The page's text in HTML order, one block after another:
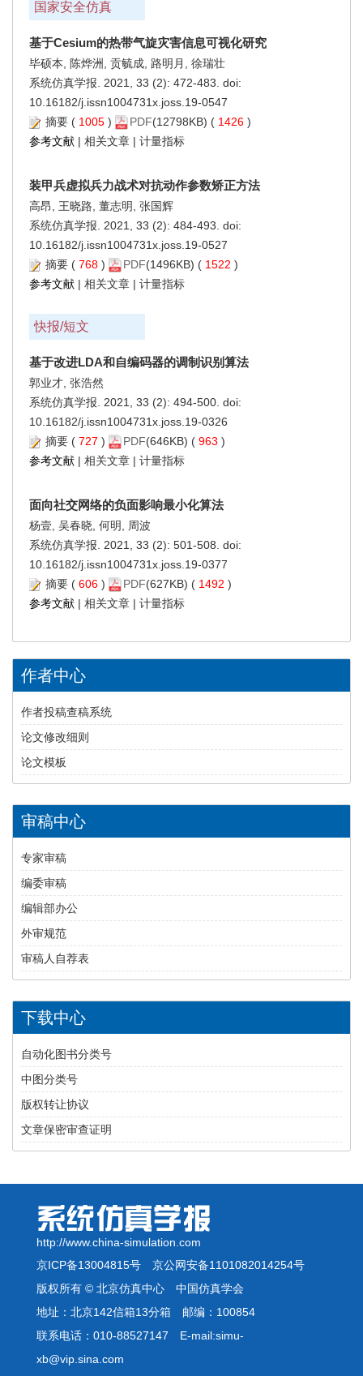
国家安全仿真
基于Cesium的热带气旋灾害信息可视化研究
毕硕本, 陈烨洲, 贡毓成, 路明月, 徐瑞壮
系统仿真学报. 2021, 33 (2): 472-483. doi:
10.16182/j.issn1004731x.joss.19-0547
摘要 ( 1005 ) PDF(12798KB) ( 1426 )
参考文献 | 相关文章 | 计量指标
装甲兵虚拟兵力战术对抗动作参数矫正方法
高昂, 王晓路, 董志明, 张国辉
系统仿真学报. 2021, 33 (2): 484-493. doi:
10.16182/j.issn1004731x.joss.19-0527
摘要 ( 768 ) PDF(1496KB) ( 1522 )
参考文献 | 相关文章 | 计量指标
快报/短文
基于改进LDA和自编码器的调制识别算法
郭业才, 张浩然
系统仿真学报. 2021, 33 (2): 494-500. doi:
10.16182/j.issn1004731x.joss.19-0326
摘要 ( 727 ) PDF(646KB) ( 963 )
参考文献 | 相关文章 | 计量指标
面向社交网络的负面影响最小化算法
杨壹, 吴春晓, 何明, 周波
系统仿真学报. 2021, 33 (2): 501-508. doi:
10.16182/j.issn1004731x.joss.19-0377
摘要 ( 606 ) PDF(627KB) ( 1492 )
参考文献 | 相关文章 | 计量指标
作者中心
作者投稿查稿系统
论文修改细则
论文模板
审稿中心
专家审稿
编委审稿
编辑部办公
外审规范
审稿人自荐表
下载中心
自动化图书分类号
中图分类号
版权转让协议
文章保密审查证明
http://www.china-simulation.com
京ICP备13004815号 京公网安备1101082014254号
版权所有 © 北京仿真中心 中国仿真学会
地址：北京142信箱13分箱 邮编：100854
联系电话：010-88527147 E-mail:simu-
xb@vip.sina.com